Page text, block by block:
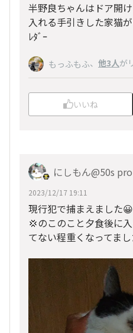
半野良ちゃんはドア開
入れる手引きした家猫
ﾚﾀﾞｰ
もっふもふ、 他3人が
いいね
にしもん@50s pro
2023/12/17 19:11
現行犯で捕まえました
💢のこのこと夕食後に
てない程重くなってま